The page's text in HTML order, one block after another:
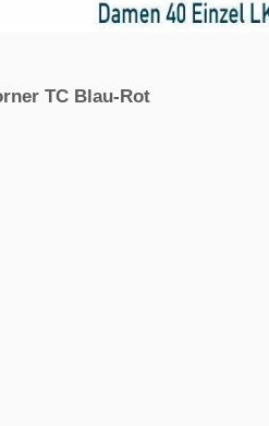
TC Blau-Rot